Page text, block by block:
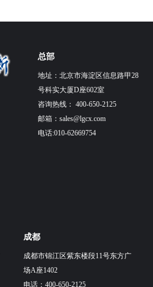
总部
地址：北京市海淀区信息路甲28
号科实大厦D座602室
咨询热线： 400-650-2125
邮箱：sales@lgcx.com
电话:010-62669754
成都
成都市锦江区紫东楼段11号东方广
场A座1402
电话：400-650-2125